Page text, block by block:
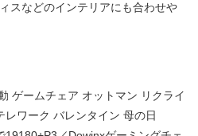
スなどのインテリアにも合わせや
ゲームチェア オットマン リクライ
ワーク バレンタイン 母の日